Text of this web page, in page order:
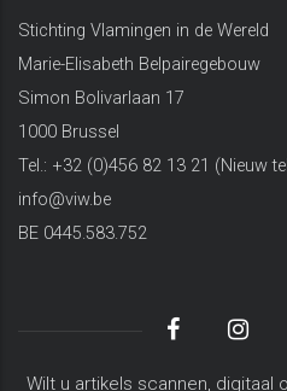
Stichting Vlamingen in de Wereld
Marie-Elisabeth Belpairegebouw
Simon Bolivarlaan 17
1000 Brussel
Tel.: +32 (0)456 82 13 21 (Nieuw
info@viw.be
BE 0445.583.752
Wilt u artikels scannen, digitaal